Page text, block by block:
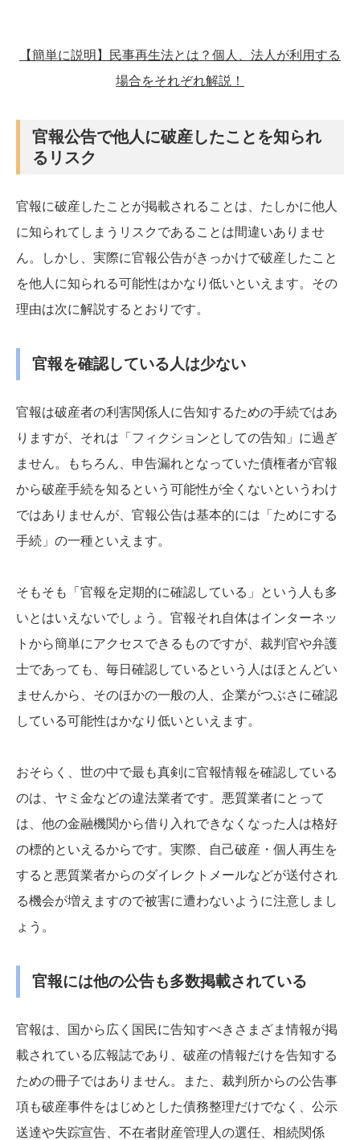
【簡単に説明】民事再生法とは？個人、法人が利用する
場合をそれぞれ解説！
官報公告で他人に破産したことを知られ
るリスク
官報に破産したことが掲載されることは、たしかに他人
に知られてしまうリスクであることは間違いありませ
ん。しかし、実際に官報公告がきっかけで破産したこと
を他人に知られる可能性はかなり低いといえます。その
理由は次に解説するとおりです。
官報を確認している人は少ない
官報は破産者の利害関係人に告知するための手続ではあ
りますが、それは「フィクションとしての告知」に過ぎ
ません。もちろん、申告漏れとなっていた債権者が官報
から破産手続を知るという可能性が全くないというわけ
ではありませんが、官報公告は基本的には「ためにする
手続」の一種といえます。
そもそも「官報を定期的に確認している」という人も多
いとはいえないでしょう。官報それ自体はインターネッ
トから簡単にアクセスできるものですが、裁判官や弁護
士であっても、毎日確認しているという人はほとんどい
ませんから、そのほかの一般の人、企業がつぶさに確認
している可能性はかなり低いといえます。
おそらく、世の中で最も真剣に官報情報を確認している
のは、ヤミ金などの違法業者です。悪質業者にとって
は、他の金融機関から借り入れできなくなった人は格好
の標的といえるからです。実際、自己破産・個人再生を
すると悪質業者からのダイレクトメールなどが送付され
る機会が増えますので被害に遭わないように注意しまし
ょう。
官報には他の公告も多数掲載されている
官報は、国から広く国民に告知すべきさまざま情報が掲
載されている広報誌であり、破産の情報だけを告知する
ための冊子ではありません。また、裁判所からの公告事
項も破産事件をはじめとした債務整理だけでなく、公示
送達や失踪宣告、不在者財産管理人の選任、相続関係